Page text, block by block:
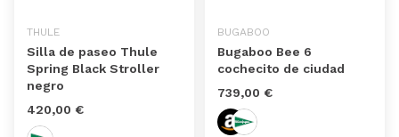
THULE
Silla de paseo Thule
Spring Black Stroller
negro
420,00 €
BUGABOO
Bugaboo Bee 6
cochecito de ciudad
739,00 €